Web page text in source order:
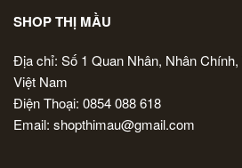
SHOP THỊ MẦU
Địa chỉ: Số 1 Quan Nhân, Nhân
Việt Nam
Điện Thoại: 0854 088 618
Email: shopthimau@gmail.com